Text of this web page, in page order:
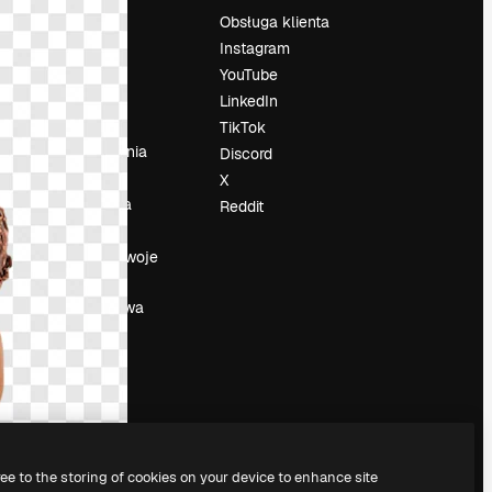
O nas
Kariera
wyszukiwania
Blog
Wydarzenia
Slidesgo
Sprzedaj swoje
treści
Sala prasowa
Szukasz
Obsługa klienta
Instagram
YouTube
LinkedIn
TikTok
Discord
X
Reddit
to the storing of cookies on your device to enhance site